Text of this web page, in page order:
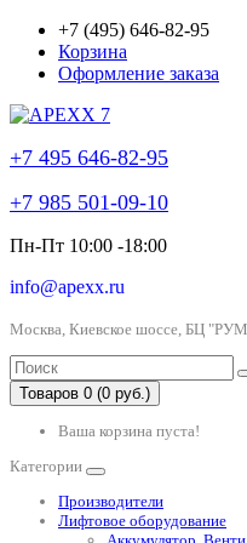
+7 (495) 646-82-95
Корзина
Оформление заказа
+7 495 646-82-95
+7 985 501-09-10
Пн-Пт 10:00 -18:00
info@apexx.ru
Москва, Киевское шоссе, БЦ
Товаров 0 (0 руб.)
Ваша корзина пуста!
Категории
Производители
Лифтовое оборудование